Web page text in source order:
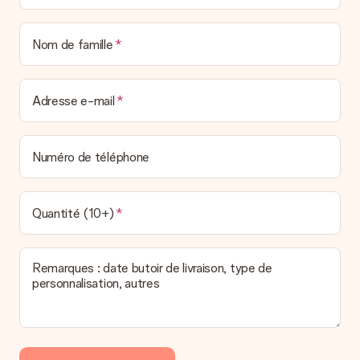
Nom de famille
Adresse e-mail
Numéro de téléphone
Quantité (10+)
Remarques : date butoir de livraison, type de
personnalisation, autres